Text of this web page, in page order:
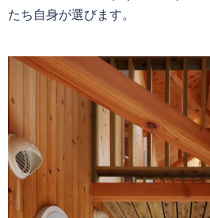
たち自身が選びます。